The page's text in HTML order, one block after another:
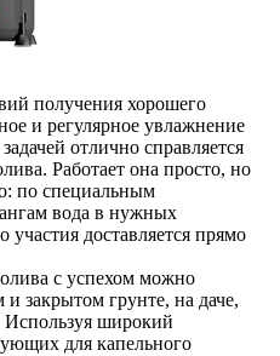
получения хорошего
и регулярное увлажнение
отлично справляется
Работает она просто, но
по специальным
вода в нужных
участия доставляется прямо
с успехом можно
закрытом грунте, на даче,
Используя широкий
для капельного